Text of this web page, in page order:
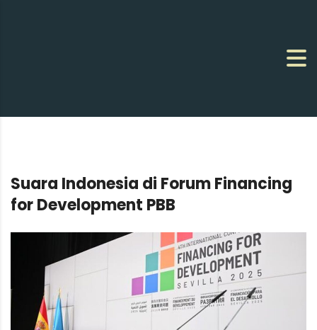
Suara Indonesia di Forum Financing
for Development PBB